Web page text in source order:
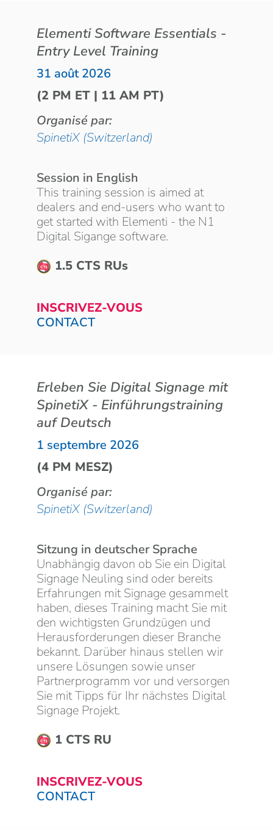
Elementi Software Essentials -
Entry Level Training
31 août 2026
(2 PM ET | 11 AM PT)
Organisé par:
SpinetiX (Switzerland)
Session in English
This training session is aimed at
dealers and end-users who want to
get started with Elementi - the N1
Digital Sigange software.
1.5 CTS RUs
INSCRIVEZ-VOUS
CONTACT
Erleben Sie Digital Signage mit
SpinetiX - Einführungstraining
auf Deutsch
1 septembre 2026
(4 PM MESZ)
Organisé par:
SpinetiX (Switzerland)
Sitzung in deutscher Sprache
Unabhängig davon ob Sie ein Digital
Signage Neuling sind oder bereits
Erfahrungen mit Signage gesammelt
haben, dieses Training macht Sie mit
den wichtigsten Grundzügen und
Herausforderungen dieser Branche
bekannt. Darüber hinaus stellen wir
unsere Lösungen sowie unser
Partnerprogramm vor und versorgen
Sie mit Tipps für Ihr nächstes Digital
Signage Projekt.
1 CTS RU
INSCRIVEZ-VOUS
CONTACT